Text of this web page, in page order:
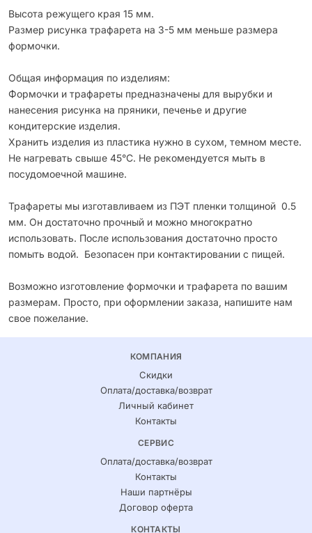
Высота режущего края 15 мм.
Размер рисунка трафарета на 3-5 мм меньше размера
формочки.
Общая информация по изделиям:
Формочки и трафареты предназначены для вырубки и
нанесения рисунка на пряники, печенье и другие
кондитерские изделия.
Хранить изделия из пластика нужно в сухом, темном месте.
Не нагревать свыше 45°С. Не рекомендуется мыть в
посудомоечной машине.
Трафареты мы изготавливаем из ПЭТ пленки толщиной 0.5
мм. Он достаточно прочный и можно многократно
использовать. После использования достаточно просто
помыть водой. Безопасен при контактировании с пищей.
Возможно изготовление формочки и трафарета по вашим
размерам. Просто, при оформлении заказа, напишите нам
свое пожелание.
КОМПАНИЯ
Скидки
Оплата/доставка/возврат
Личный кабинет
Контакты
СЕРВИС
Оплата/доставка/возврат
Контакты
Наши партнёры
Договор оферта
КОНТАКТЫ